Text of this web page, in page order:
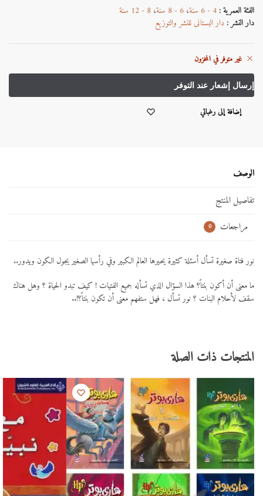
الفئة العمرية :4 - 6 سنة ، 6 - 8 سنة ، 8 - 12 سنة
دار النشر :دار البستانى للنشر والتوزيع
غير متوفر في المخزون
إضافة إلى رغباتي
الوصف
تفاصيل المنتج
مراجعات
0
نور فتاة صغيرة تسأل أسئلة كثيرة يحيرها العالم الكبير وفي رأسها الصغير يجول الكون ويدور..
ما معنى أن أكون بنتاً؟ هذا السؤال الذي تسأله جميع الفتيات ! كيف تبدو الحياة ؟ وهل هناك
سقف لأحلام البنات ؟ نور تسأل ، فهل ستفهم معنى أن تكون بنتاً؟!..
المنتجات ذات الصلة